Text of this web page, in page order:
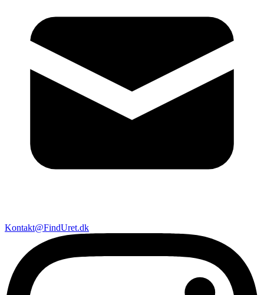
Kontakt@FindUret.dk